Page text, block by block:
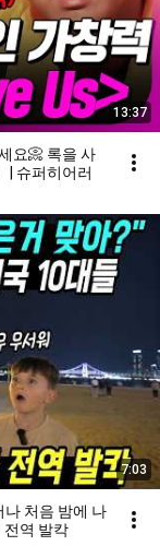
13:37
요📀 록을 사
| 슈퍼히어러
7:03
처음 밤에 나
전역 발칵